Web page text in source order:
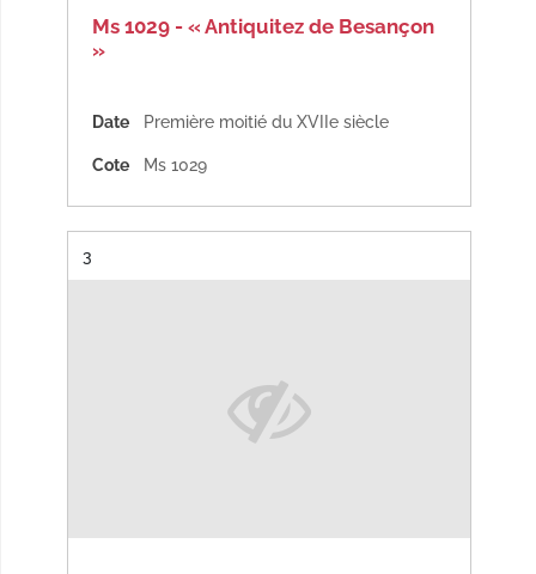
Ms 1029 - « Antiquitez de Besançon
»
Date Première moitié du XVIIe siècle
Cote Ms 1029
Résultat n°
3